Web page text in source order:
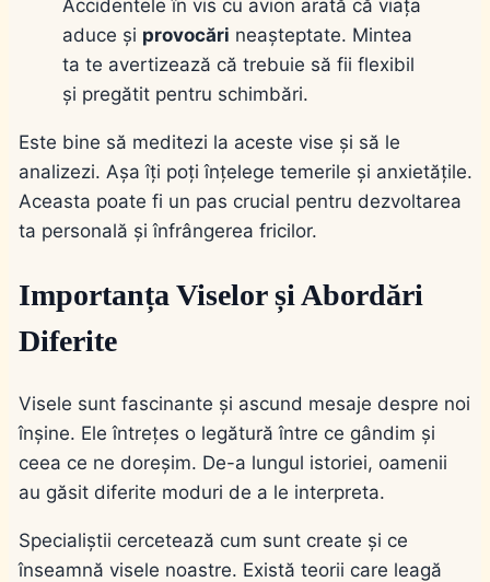
Accidentele în vis cu avion arată că viața
aduce și provocări neașteptate. Mintea
ta te avertizează că trebuie să fii flexibil
și pregătit pentru schimbări.
Este bine să meditezi la aceste vise și să le
analizezi. Așa îți poți înțelege temerile și anxietățile.
Aceasta poate fi un pas crucial pentru dezvoltarea
ta personală și înfrângerea fricilor.
Importanța Viselor și Abordări
Diferite
Visele sunt fascinante și ascund mesaje despre noi
înșine. Ele întrețes o legătură între ce gândim și
ceea ce ne doreșim. De-a lungul istoriei, oamenii
au găsit diferite moduri de a le interpreta.
Specialiștii cercetează cum sunt create și ce
înseamnă visele noastre. Există teorii care leagă